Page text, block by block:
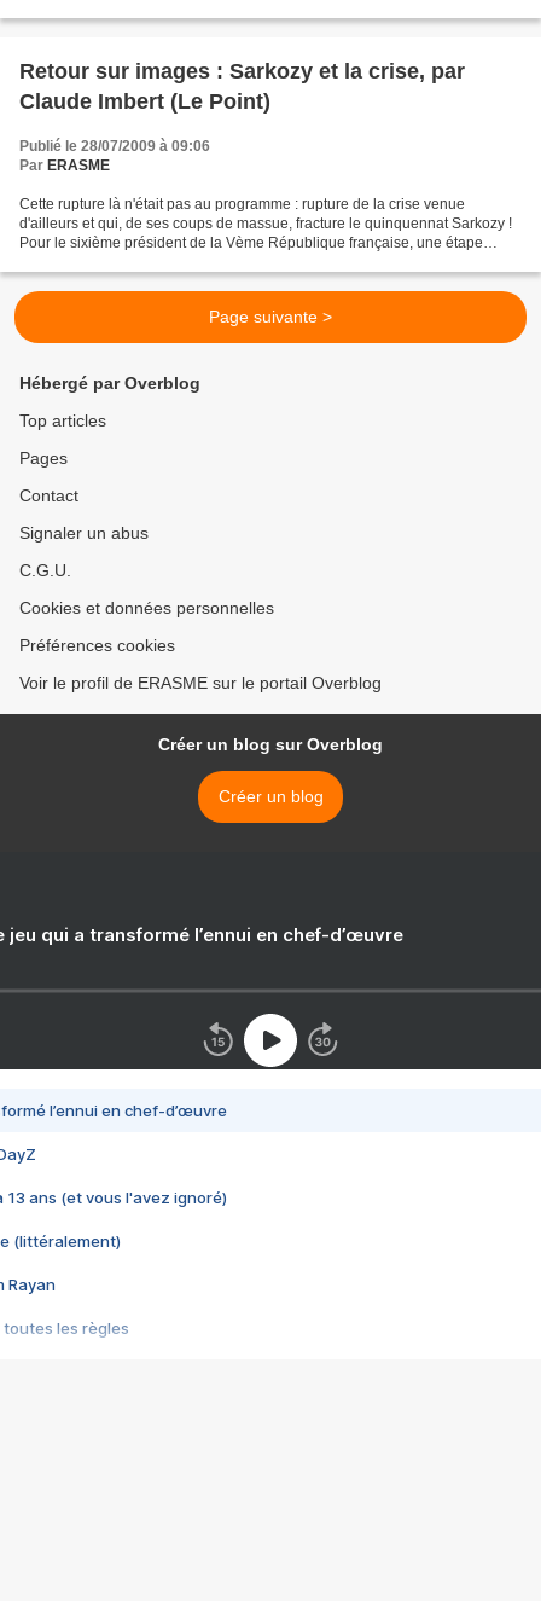
Retour sur images : Sarkozy et la crise, par
Claude Imbert (Le Point)
Publié le 28/07/2009 à 09:06
Par ERASME
Cette rupture là n'était pas au programme : rupture de la crise venue
d'ailleurs et qui, de ses coups de massue, fracture le quinquennat Sarkozy !
Pour le sixième président de la Vème République française, une étape
Page suivante >
Hébergé par Overblog
Top articles
Pages
Contact
Signaler un abus
C.G.U.
Cookies et données personnelles
Préférences cookies
Voir le profil de ERASME sur le portail Overblog
Créer un blog sur Overblog
Créer un blog
jeu qui a transformé l’ennui en chef-d’œuvre
l’ennui en chef-d’œuvre
13 ans (et vous l'avez ignoré)
(littéralement)
Rayan
toutes les règles